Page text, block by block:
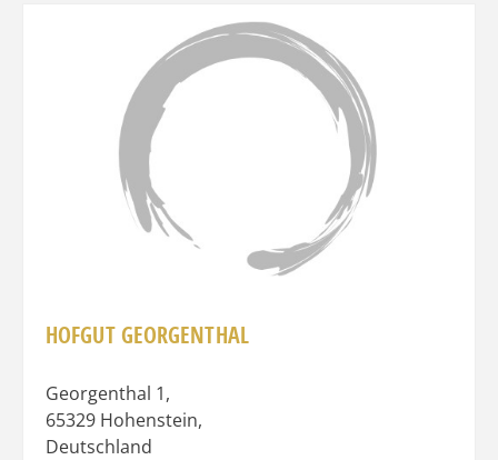
HOFGUT GEORGENTHAL
Georgenthal 1,
65329 Hohenstein,
Deutschland